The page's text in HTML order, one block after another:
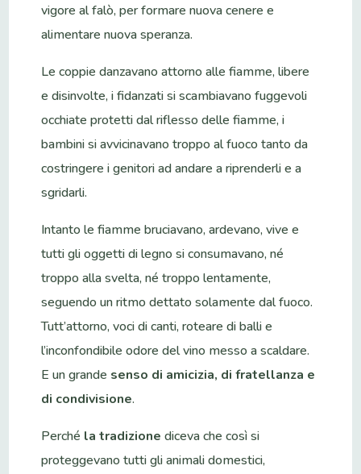
vigore al falò, per formare nuova cenere e
alimentare nuova speranza.
Le coppie danzavano attorno alle fiamme, libere
e disinvolte, i fidanzati si scambiavano fuggevoli
occhiate protetti dal riflesso delle fiamme, i
bambini si avvicinavano troppo al fuoco tanto da
costringere i genitori ad andare a riprenderli e a
sgridarli.
Intanto le fiamme bruciavano, ardevano, vive e
tutti gli oggetti di legno si consumavano, né
troppo alla svelta, né troppo lentamente,
seguendo un ritmo dettato solamente dal fuoco.
Tutt’attorno, voci di canti, roteare di balli e
l’inconfondibile odore del vino messo a scaldare.
E un grande senso di amicizia, di fratellanza e
di condivisione.
Perché la tradizionediceva che così si
proteggevano tutti gli animali domestici,